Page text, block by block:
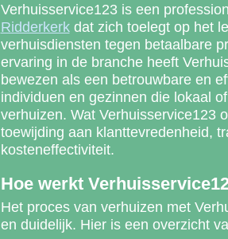
Verhuisservice123 is een
Ridderkerkdat zich toelegt op het
verhuisdiensten tegen betaalbare
ervaring in de branche heeft
bewezen als een betrouwbare en
individuen en gezinnen die lokaal
verhuizen. Wat Verhuisservice123
toewijding aan klanttevredenheid,
kosteneffectiviteit.
Hoe werkt
Het proces van verhuizen met
en duidelijk. Hier is een overzicht